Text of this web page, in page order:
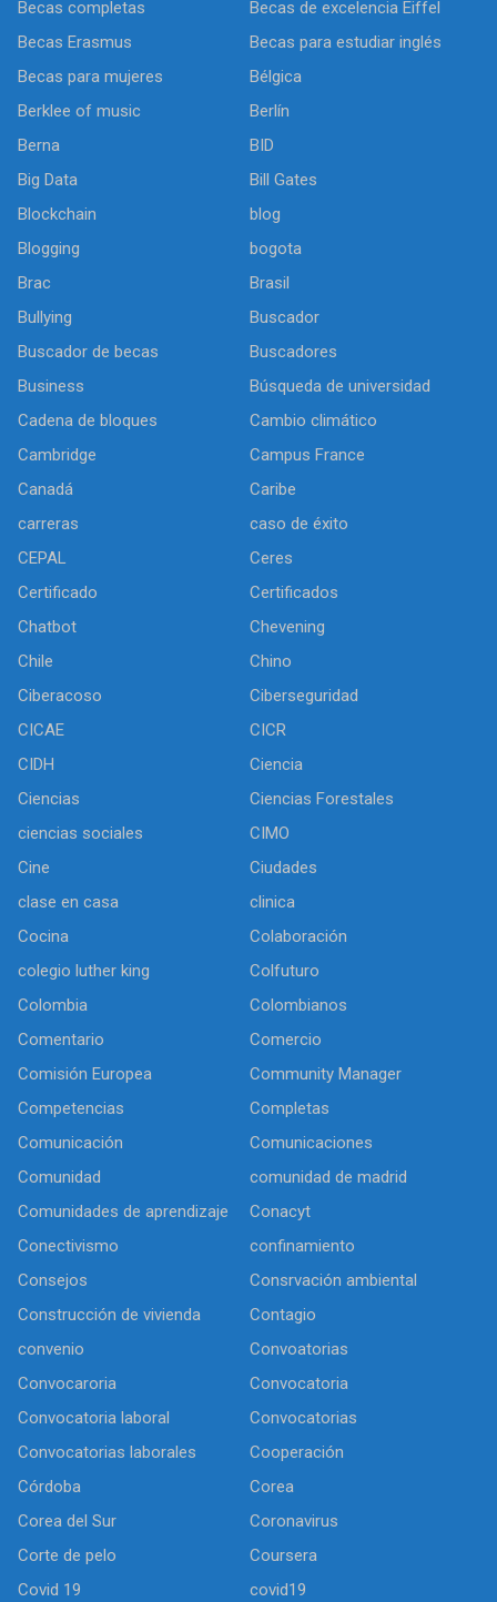
Becas completas
Becas de excelencia Eiffel
Becas Erasmus
Becas para estudiar inglés
Becas para mujeres
Bélgica
Berklee of music
Berlín
Berna
BID
Big Data
Bill Gates
Blockchain
blog
Blogging
bogota
Brac
Brasil
Bullying
Buscador
Buscador de becas
Buscadores
Business
Búsqueda de universidad
Cadena de bloques
Cambio climático
Cambridge
Campus France
Canadá
Caribe
carreras
caso de éxito
CEPAL
Ceres
Certificado
Certificados
Chatbot
Chevening
Chile
Chino
Ciberacoso
Ciberseguridad
CICAE
CICR
CIDH
Ciencia
Ciencias
Ciencias Forestales
ciencias sociales
CIMO
Cine
Ciudades
clase en casa
clinica
Cocina
Colaboración
colegio luther king
Colfuturo
Colombia
Colombianos
Comentario
Comercio
Comisión Europea
Community Manager
Competencias
Completas
Comunicación
Comunicaciones
Comunidad
comunidad de madrid
Comunidades de aprendizaje
Conacyt
Conectivismo
confinamiento
Consejos
Consrvación ambiental
Construcción de vivienda
Contagio
convenio
Convoatorias
Convocaroria
Convocatoria
Convocatoria laboral
Convocatorias
Convocatorias laborales
Cooperación
Córdoba
Corea
Corea del Sur
Coronavirus
Corte de pelo
Coursera
Covid 19
covid19